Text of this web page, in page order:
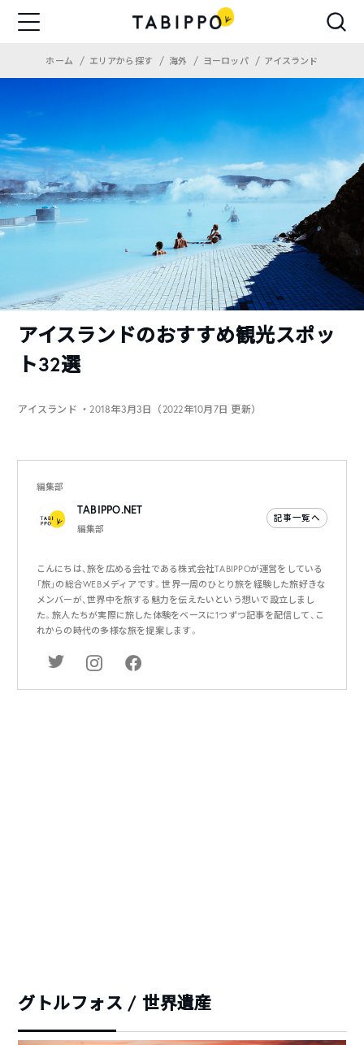
ホーム エリアから探す 海外 ヨーロッパ アイスランド
アイスランドのおすすめ観光スポッ
ト32選
アイスランド ・2018年3月3日（2022年10月7日 更新）
編集部
TABIPPO.NET
編集部
記事一覧へ
こんにちは、旅を広める会社である株式会社TABIPPOが運営をしている
「旅」の総合WEBメディアです。世界一周のひとり旅を経験した旅好きな
メンバーが、世界中を旅する魅力を伝えたいという想いで設立しまし
た。旅人たちが実際に旅した体験をベースに1つずつ記事を配信して、こ
れからの時代の多様な旅を提案します。
グトルフォス / 世界遺産